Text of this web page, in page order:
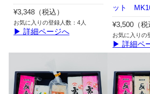
¥3,348（税込）
お気に入りの登録人数：4人
▶ 詳細ページへ
ット
¥3,500（税
お気に入りの
▶ 詳細ペ